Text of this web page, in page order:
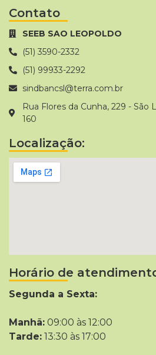
Contato
SEEB SAO LEOPOLDO
(51) 3590-2332
(51) 99933-2292
sindbancsl@terra.com.br
Rua Flores da Cunha, 229 - São
160
Localização:
Horário de
Segunda a Sexta:
Manhã: 09:00 às 12:00
Tarde: 13:30 às 17:00